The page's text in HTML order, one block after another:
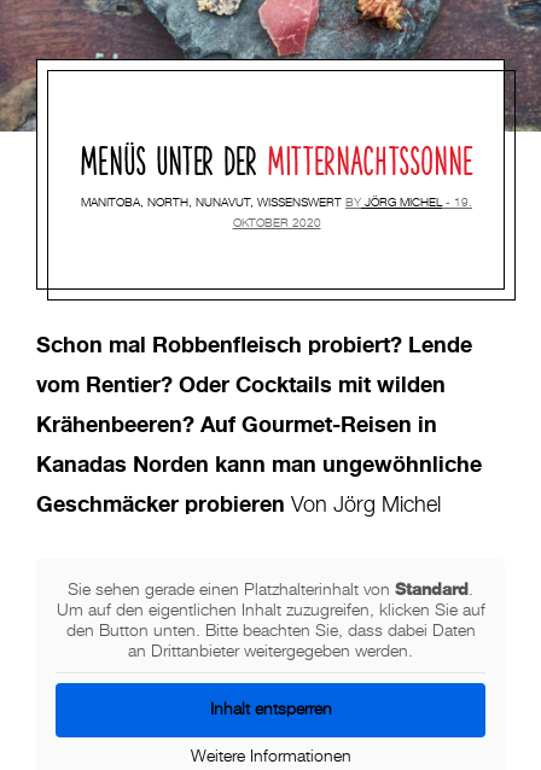
MENÜS UNTER DER MITTERNACHTSSONNE
MANITOBA NORTH NUNAVUT, WISSENSWERT BY JÖRG MICHEL
19.
OKTOBER 2020
Schon mal Robbenfleisch probiert? Lende
vom Rentier? Oder Cocktails mit wilden
Krähenbeeren? Auf Gourmet-Reisen in
Kanadas Norden kann man ungewöhnliche
Geschmäcker probieren Von Jörg Michel
Sie sehen gerade einen Platzhalterinhalt von Standard.
Um auf den eigentlichen Inhalt zuzugreifen, klicken Sie auf
den Button unten. Bitte beachten Sie, dass dabei Daten
an Drittanbieter weitergegeben werden.
Inhalt entsperren
Weitere Informationen